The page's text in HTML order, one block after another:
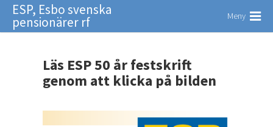
ESP, Esbo svenska
pensionärer rf Meny
Läs ESP 50 år festskrift
genom att klicka på bilden